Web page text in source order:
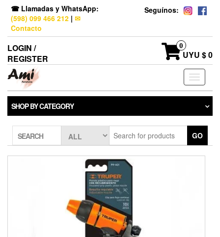
☎ Llamadas y WhatsApp:
(598) 099 466 212 | ✉
Contacto
Seguínos:
LOGIN /
REGISTER
0
UYU $ 0
Toggle
SHOP BY CATEGORY
SEARCH GO